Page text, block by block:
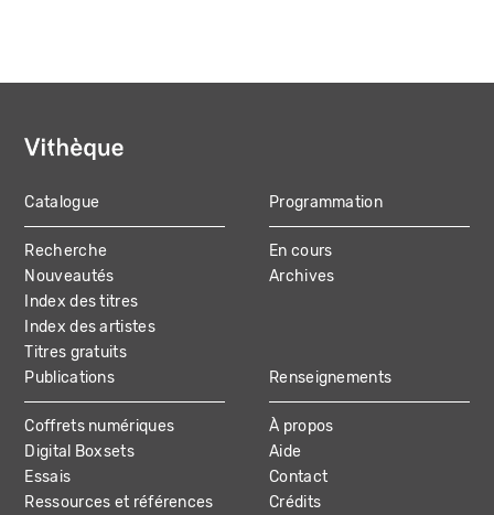
MAIN
NAVIGATION
Catalogue
Recherche
Nouveautés
Index des titres
Index des artistes
Titres gratuits
Programmation
En cours
Archives
Publications
Coffrets numériques
Digital Boxsets
Essais
Ressources et références
Renseignements
À propos
Aide
Contact
Crédits